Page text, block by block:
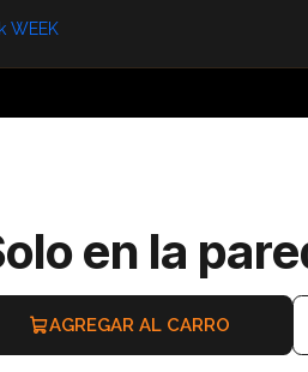
WEEK
en la
AGREGAR AL CARRO